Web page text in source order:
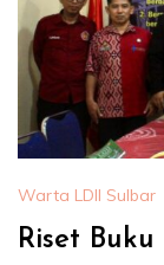
Warta LDII Sulbar
Riset